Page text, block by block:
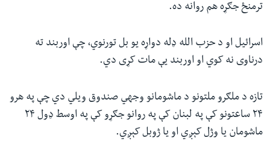
ترمنځ جګړه هم روانه ده.
اسرائیل او د حزب الله ډله دواړه یو بل تورنوي، چې اوربند ته
درناوی نه کوي او اوربند یې مات کړی دي.
تازه د ملګرو ملتونو د ماشومانو وجهي صندوق ویلي دي چې په هرو
۲۴ ساعتونو کې په لبنان کې په روانو جګړو کې په اوسط ډول ۲۴
ماشومان یا وژل کېږي او یا ژوبل کېږي.